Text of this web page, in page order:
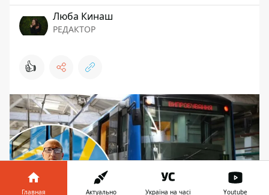
Люба Кинаш
РЕДАКТОР
👍
Главная Актуально Україна на часі Youtube